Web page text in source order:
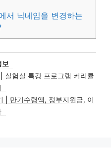
서 닉네임을 변경하는
보
실험실 특강 프로그램 커리큘
| 만기수령액, 정부지원금, 이